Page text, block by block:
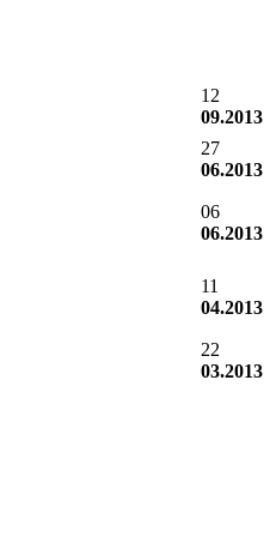
12
09.2013
27
06.2013
06
06.2013
11
04.2013
22
03.2013